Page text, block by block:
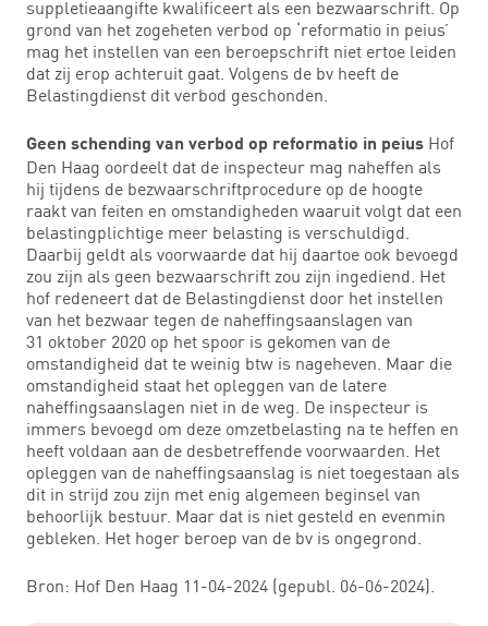
suppletieaangifte kwalificeert als een bezwaarschrift. Op
grond van het zogeheten verbod op ‘reformatio in peius’
mag het instellen van een beroepschrift niet ertoe leiden
dat zij erop achteruit gaat. Volgens de bv heeft de
Belastingdienst dit verbod geschonden.
Geen schending van verbod op reformatio in peius Hof
Den Haag oordeelt dat de inspecteur mag naheffen als
hij tijdens de bezwaarschriftprocedure op de hoogte
raakt van feiten en omstandigheden waaruit volgt dat een
belastingplichtige meer belasting is verschuldigd.
Daarbij geldt als voorwaarde dat hij daartoe ook bevoegd
zou zijn als geen bezwaarschrift zou zijn ingediend. Het
hof redeneert dat de Belastingdienst door het instellen
van het bezwaar tegen de naheffingsaanslagen van
31 oktober 2020 op het spoor is gekomen van de
omstandigheid dat te weinig btw is nageheven. Maar die
omstandigheid staat het opleggen van de latere
naheffingsaanslagen niet in de weg. De inspecteur is
immers bevoegd om deze omzetbelasting na te heffen en
heeft voldaan aan de desbetreffende voorwaarden. Het
opleggen van de naheffingsaanslag is niet toegestaan als
dit in strijd zou zijn met enig algemeen beginsel van
behoorlijk bestuur. Maar dat is niet gesteld en evenmin
gebleken. Het hoger beroep van de bv is ongegrond.
Bron: Hof Den Haag 11-04-2024 (gepubl. 06-06-2024).